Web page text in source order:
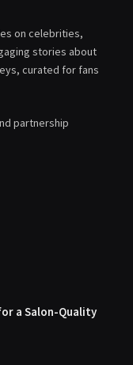
on celebrities,
stories about
curated for fans
partnership
a Salon-Quality